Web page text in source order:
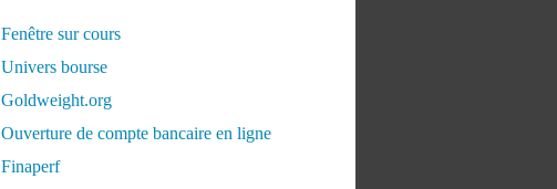
Fenêtre sur cours
Univers bourse
Goldweight.org
Ouverture de compte bancaire en ligne
Finaperf